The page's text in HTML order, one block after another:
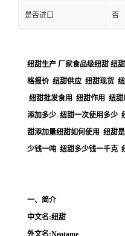
是否进口 否
纽甜生产 厂家食品级纽甜 纽
格报价 纽甜供应 纽甜现货
纽甜批发食用 纽甜作用 纽
添加多少 纽甜一次使用多少
甜添加量纽甜如何使用 纽甜
少钱一吨 纽甜多少钱一千克
一、简介
中文名:纽甜
外文名:Neotame